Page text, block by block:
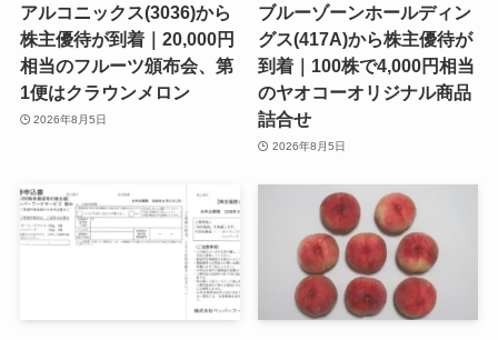
アルコニックス(3036)から
株主優待が到着｜20,000円
相当のフルーツ頒布会、第
1便はクラウンメロン
2026年8月5日
ブルーゾーンホールディン
グス(417A)から株主優待が
到着｜100株で4,000円相当
のヤオコーオリジナル商品
詰合せ
2026年8月5日